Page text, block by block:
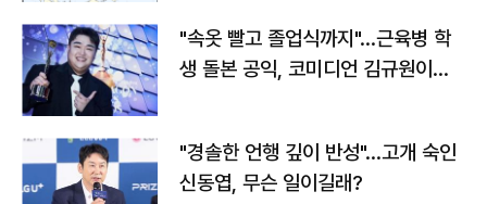
"속옷 빨고 졸업식까지"…근육병 학
생 돌본 공익, 코미디언 김규원이었
"경솔한 언행 깊이 반성"…고개 숙인
신동엽, 무슨 일이길래?